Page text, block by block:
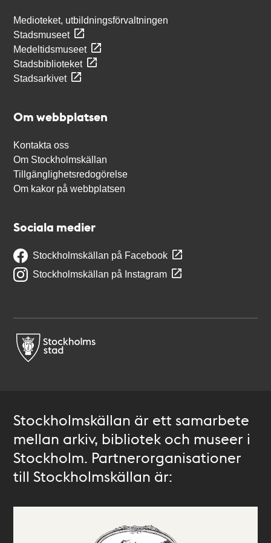
Medioteket, utbildningsförvaltningen
Stadsmuseet
Medeltidsmuseet
Stadsbiblioteket
Stadsarkivet
Om webbplatsen
Kontakta oss
Om Stockholmskällan
Tillgänglighetsredogörelse
Om kakor på webbplatsen
Sociala medier
Stockholmskällan på Facebook
Stockholmskällan på Instagram
Stockholmskällan är ett samarbete
mellan arkiv, bibliotek och museer i
Stockholm. Partnerorganisationer
till Stockholmskällan är: